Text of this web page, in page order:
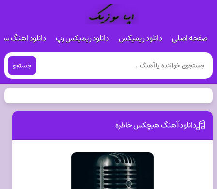
صفحه اصلی دانلود ریمیکس دانلود ریمیکس رپ دانلود اهنگ
جستجو
دانلود آهنگ هیچکس خاطره